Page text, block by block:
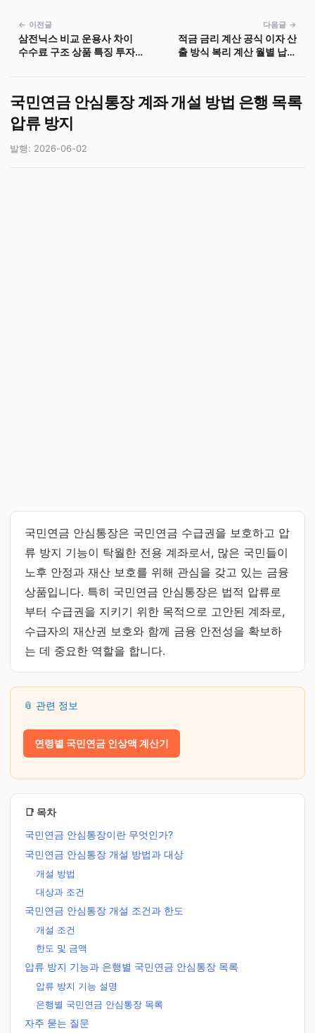
← 이전글
삼전닉스 비교 운용사 차이
수수료 구조 상품 특징 투자
다음글 →
적금 금리 계산 공식 이자 산
출 방식 복리 계산 월별 납입
국민연금 안심통장 계좌 개설 방법 은행 목록
압류 방지
발행: 2026-06-02
국민연금 안심통장은 국민연금 수급권을 보호하고 압
류 방지 기능이 탁월한 전용 계좌로서, 많은 국민들이
노후 안정과 재산 보호를 위해 관심을 갖고 있는 금융
상품입니다. 특히 국민연금 안심통장은 법적 압류로
부터 수급권을 지키기 위한 목적으로 고안된 계좌로,
수급자의 재산권 보호와 함께 금융 안전성을 확보하
는 데 중요한 역할을 합니다.
📎 관련 정보
연령별 국민연금 인상액 계산기
📑 목차
국민연금 안심통장이란 무엇인가?
국민연금 안심통장 개설 방법과 대상
개설 방법
대상과 조건
국민연금 안심통장 개설 조건과 한도
개설 조건
한도 및 금액
압류 방지 기능과 은행별 국민연금 안심통장 목록
압류 방지 기능 설명
은행별 국민연금 안심통장 목록
자주 묻는 질문